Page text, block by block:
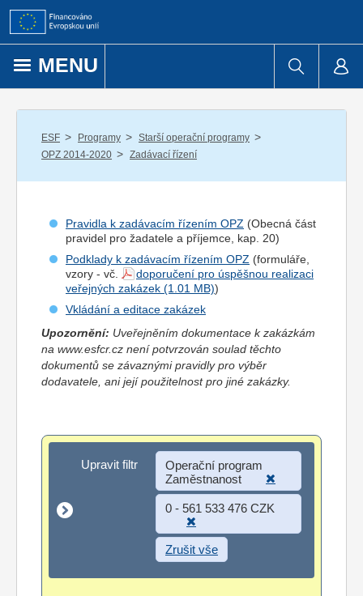
Přejít k obsahu
MENU
ESF / Programy / Starší operační programy /
OPZ 2014-2020 / Zadávací řízení
Pravidla k zadávacím řízením OPZ (Obecná část
pravidel pro žadatele a příjemce , kap. 20)
Podklady k zadávacím řízením OPZ (formuláře,
vzory - vč.
doporučení pro úspěšnou realizaci
veřejných zakázek
)
Vkládání a editace zakázek
Upozornění: Uveřejněním dokumentace k zakázkám
na www.esfcr.cz není potvrzován soulad těchto
dokumentů se závaznými pravidly pro výběr
dodavatele, ani její použitelnost pro jiné zakázky.
Upravit filtr
Upravit filtr
Operační program
Zaměstnanost
0 - 561 533 476 CZK
Zrušit vše